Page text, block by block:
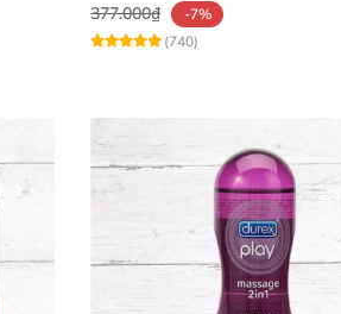
377.000₫
-7%
(740)